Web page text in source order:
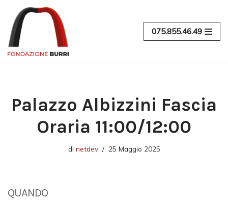
Vai
al
contenuto
075.855.46.49
Palazzo Albizzini Fascia
Oraria 11:00/12:00
di netdev 25 Maggio 2025
QUANDO